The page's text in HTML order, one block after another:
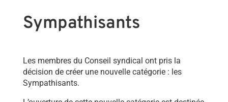
Sympathisants
Les membres du Conseil syndical ont pris la
décision de créer une nouvelle catégorie : les
Sympathisants.